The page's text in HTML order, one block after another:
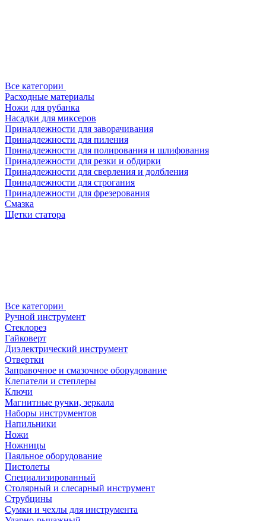
Все категории
Расходные материалы
Ножи для рубанка
Насадки для миксеров
Принадлежности для заворачивания
Принадлежности для пиления
Принадлежности для полирования и шлифования
Принадлежности для резки и обдирки
Принадлежности для сверления и долбления
Принадлежности для строгания
Принадлежности для фрезерования
Смазка
Щетки статора
Все категории
Ручной инструмент
Стеклорез
Гайковерт
Диэлектрический инструмент
Отвертки
Заправочное и смазочное оборудование
Клепатели и степлеры
Ключи
Магнитные ручки, зеркала
Наборы инструментов
Напильники
Ножи
Ножницы
Паяльное оборудование
Пистолеты
Специализированный
Столярный и слесарный инструмент
Струбцины
Сумки и чехлы для инструмента